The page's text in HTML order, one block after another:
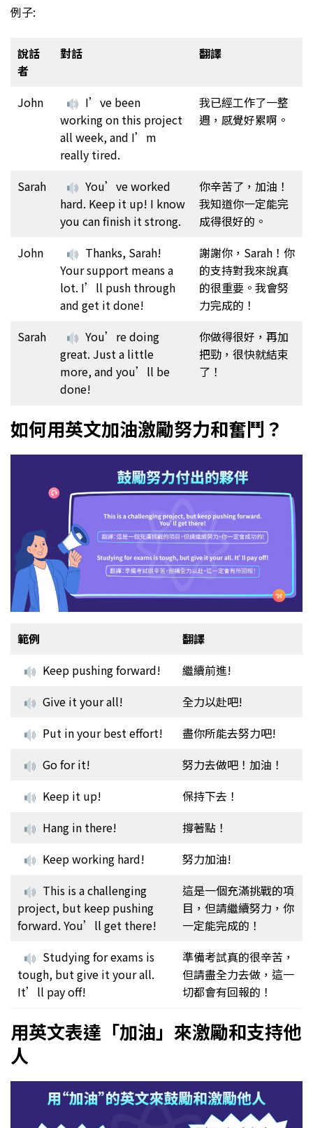
例子:
說話
者
對話 翻譯
John
I’ve been
working on this project
all week, and I’m
really tired.
我已經工作了一整
週，感覺好累啊。
Sarah
You’ve worked
hard. Keep it up! I know
you can finish it strong.
你辛苦了，加油！
我知道你一定能完
成得很好的。
John
Thanks, Sarah!
Your support means a
lot. I’ll push through
and get it done!
謝謝你，Sarah！你
的支持對我來說真
的很重要。我會努
力完成的！
Sarah
You’re doing
great. Just a little
more, and you’ll be
done!
你做得很好，再加
把勁，很快就結束
了！
如何用英文加油激勵努力和奮鬥？
範例
翻譯
Keep pushing forward!
繼續前進!
Give it your all!
全力以赴吧!
Put in your best effort!
盡你所能去努力吧!
Go for it!
努力去做吧！加油！
Keep it up!
保持下去！
Hang in there!
撐著點！
Keep working hard!
努力加油!
This is a challenging
project, but keep pushing
forward. You’ll get there!
這是一個充滿挑戰的項
目，但請繼續努力，你
一定能完成的！
Studying for exams is
tough, but give it your all.
It’ll pay off!
準備考試真的很辛苦，
但請盡全力去做，這一
切都會有回報的！
用英文表達「加油」來激勵和支持他
人